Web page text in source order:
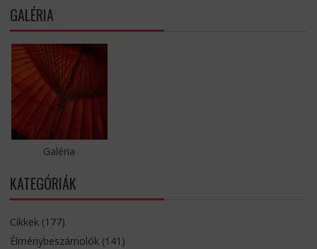
GALÉRIA
Galéria
KATEGÓRIÁK
Cikkek(177)
Élménybeszámolók(141)